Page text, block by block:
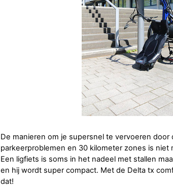
De manieren om je supersnel te vervoeren
parkeerproblemen en 30 kilometer zones is niet
Een ligfiets is soms in het nadeel met stallen
en hij wordt super compact. Met de Delta tx
dat!